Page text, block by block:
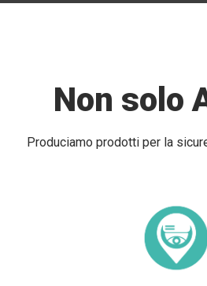
Non solo
Produciamo prodotti per la